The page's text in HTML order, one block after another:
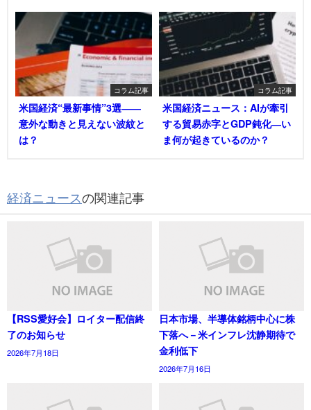
コラム記事
米国経済“最新事情”3選――
意外な動きと見えない波紋と
は？
コラム記事
米国経済ニュース：AIが牽引
する貿易赤字とGDP鈍化―い
ま何が起きているのか？
経済ニュースの関連記事
【RSS愛好会】ロイター配信終
了のお知らせ
2026年7月18日
日本市場、半導体銘柄中心に株
下落へ－米インフレ沈静期待で
金利低下
2026年7月16日